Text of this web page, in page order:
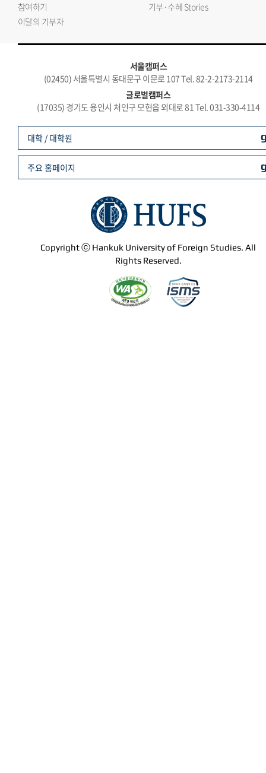
참여하기
기부·수혜 Stories
이달의 기부자
서울캠퍼스
(02450) 서울특별시 동대문구 이문로 107 Tel. 82-2-2173-2114
글로벌캠퍼스
(17035) 경기도 용인시 처인구 모현읍 외대로 81 Tel. 031-330-4114
Copyright ⓒ Hankuk University of Foreign Studies. All
Rights Reserved.
대학 / 대학원
주요 홈페이지